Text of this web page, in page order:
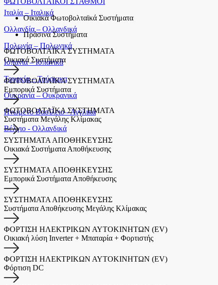
Ιταλία – Ιταλικά
Ολλανδία – Ολλανδικά
Πολωνία – Πολωνικά
Ισπανία – Ισπανικά
Τουρκία – Τούρκικα
Ουκρανία – Ουκρανικά
Ηνωμένο Βασίλειο - Αγγλικά
Βέλγιο - Ολλανδικά
Οικιακά Φωτοβολταϊκά Συστήματα
Πράσινα Συστήματα
ΦΩΤΟΒΟΛΤΑΪΚΑ ΣΥΣΤΗΜΑΤΑ
Οικιακά Συστήματα
ΦΩΤΟΒΟΛΤΑΪΚΑ ΣΥΣΤΗΜΑΤΑ
Εμπορικά Συστήματα
ΦΩΤΟΒΟΛΤΑΪΚΑ ΣΥΣΤΗΜΑΤΑ
Συστήματα Μεγάλης Κλίμακας
ΣΥΣΤΗΜΑΤΑ ΑΠΟΘΗΚΕΥΣΗΣ
Οικιακά Συστήματα Αποθήκευσης
ΣΥΣΤΗΜΑΤΑ ΑΠΟΘΗΚΕΥΣΗΣ
Εμπορικά Συστήματα Αποθήκευσης
ΣΥΣΤΗΜΑΤΑ ΑΠΟΘΗΚΕΥΣΗΣ
Συστήματα Αποθήκευσης Μεγάλης Κλίμακας
ΦΟΡΤΙΣΗ ΗΛΕΚΤΡΙΚΩΝ ΑΥΤΟΚΙΝΗΤΩΝ (EV)
Οικιακή λύση Inverter + Μπαταρία + Φορτιστής
ΦΟΡΤΙΣΗ ΗΛΕΚΤΡΙΚΩΝ ΑΥΤΟΚΙΝΗΤΩΝ (EV)
Φόρτιση DC